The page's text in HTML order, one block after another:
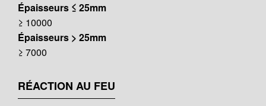
Épaisseurs ≤ 25mm
≥ 10000
Épaisseurs > 25mm
≥ 7000
RÉACTION AU FEU